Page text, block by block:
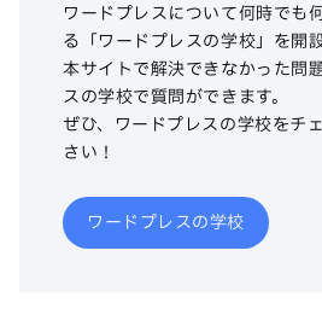
ワードプレスについて何時でも
る「ワードプレスの学校」を開
本サイトで解決できなかった問
スの学校で質問ができます。
ぜひ、ワードプレスの学校をチ
さい！
ワードプレスの学校